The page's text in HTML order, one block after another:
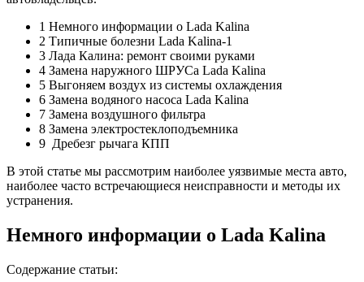
1 Немного информации о Lada Kalina
2 Типичные болезни Lada Kalina-1
3 Лада Калина: ремонт своими руками
4 Замена наружного ШРУСа Lada Kalina
5 Выгоняем воздух из системы охлаждения
6 Замена водяного насоса Lada Kalina
7 Замена воздушного фильтра
8 Замена электростеклоподъемника
9 Дребезг рычага КПП
В этой статье мы рассмотрим наиболее уязвимые места авто,
наиболее часто встречающиеся неисправности и методы их
устранения.
Немного информации о Lada Kalina
Содержание статьи: